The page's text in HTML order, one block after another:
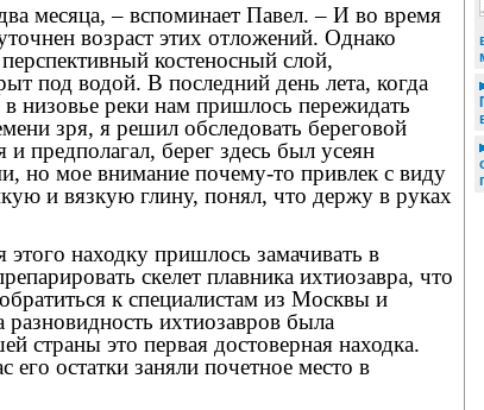
месяца, – вспоминает Павел. – И во время
возраст этих отложений. Однако
костеносный слой,
под водой. В последний день лета, когда
низовье реки нам пришлось пережидать
зря, я решил обследовать береговой
предполагал, берег здесь был усеян
но мое внимание почему-то привлек с виду
и вязкую глину, понял, что держу в руках
находку пришлось замачивать в
скелет плавника ихтиозавра, что
к специалистам из Москвы и
разновидность ихтиозавров была
страны это первая достоверная находка.
остатки заняли почетное место в